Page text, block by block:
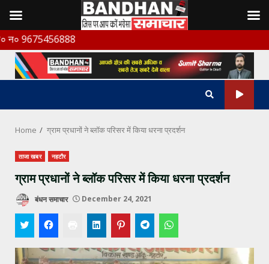
Skip
to
content
Home ग्राम प्रधानों ने ब्लॉक परिसर में किया धरना प्रदर्शन
ताजा खबर नहटौर
ग्राम प्रधानों ने ब्लॉक परिसर में किया धरना प्रदर्शन
बंधन समाचार December 24, 2021